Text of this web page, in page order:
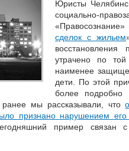
Юристы
социально-
сделок с жильем
утрачено по
наименее
дети. По этой
более
ранее мы рассказывали, что
признано нарушением
пример связан